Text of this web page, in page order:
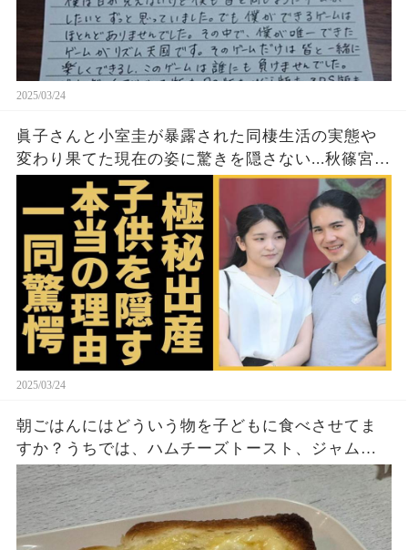
2025/03/24
眞子さんと小室圭が暴露された同棲生活の実態や
変わり果てた現在の姿に驚きを隠さない...秋篠宮家
の長女がアメリカで極秘出産の真相や暴露された
ヤバいO癖に言葉を失う...
2025/03/24
朝ごはんにはどういう物を子どもに食べさせてま
すか？うちでは、ハムチーズトースト、ジャムト
ースト、ピーナッツバタートーストをよく作りま
す。やっぱこんなんダメよね…